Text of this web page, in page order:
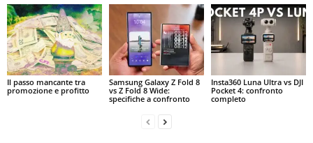
Il passo mancante tra
promozione e profitto
Samsung Galaxy Z Fold 8
vs Z Fold 8 Wide:
specifiche a confronto
Insta360 Luna Ultra vs DJI
Pocket 4: confronto
completo